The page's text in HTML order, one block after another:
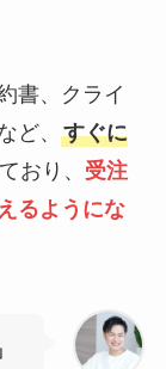
書、クライ
ど、 すぐに
おり、 受注
るようにな